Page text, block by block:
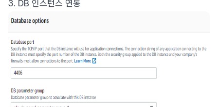
3. DB 인스턴스 연동